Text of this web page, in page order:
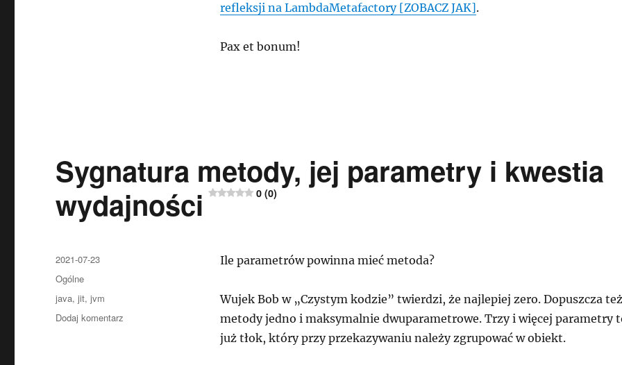
refleksji na LambdaMetafactory [ZOBACZ JAK].
Pax et bonum!
Sygnatura metody, jej parametry i kwestia
wydajności
0 (0)
Ile parametrów powinna mieć metoda?
Wujek Bob w „Czystym kodzie” twierdzi, że najlepiej zero. Dopuszcza też
metody jedno i maksymalnie dwuparametrowe. Trzy i więcej parametry
już tłok, który przy przekazywaniu należy zgrupować w obiekt.
Data
publikacji
2021-07-23
Kategorie
Ogólne
Tagi
java,jit,jvm
Dodaj komentarz